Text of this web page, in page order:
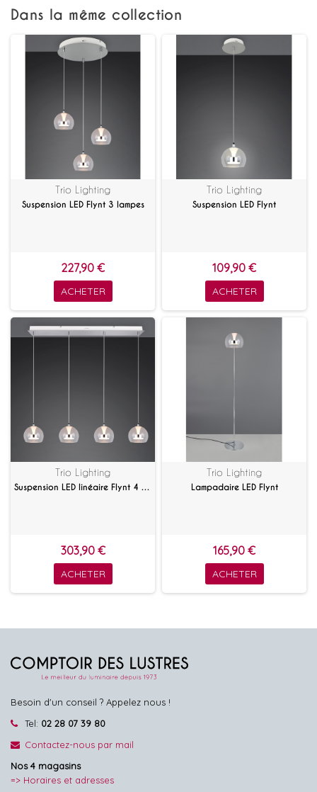
Dans la même collection
Trio Lighting
Suspension LED Flynt 3 lampes
227,90 €
ACHETER
Trio Lighting
Suspension LED Flynt
109,90 €
ACHETER
Trio Lighting
Suspension LED linéaire Flynt 4 lampes
303,90 €
ACHETER
Trio Lighting
Lampadaire LED Flynt
165,90 €
ACHETER
Besoin d'un conseil ? Appelez nous !
Tel: 02 28 07 39 80
Contactez-nous par mail
Nos 4 magasins
=> Horaires et adresses